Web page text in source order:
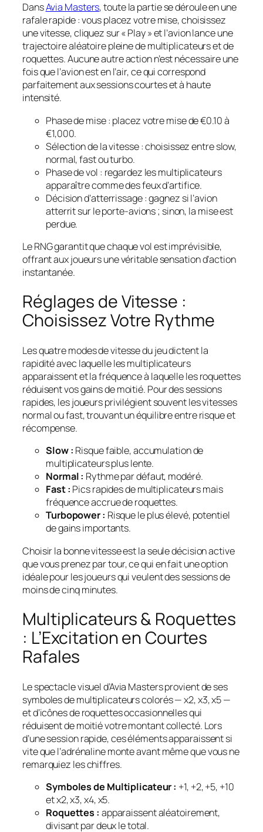
DansAvia Masters, toute la partie se déroule en une
rafale rapide : vous placez votre mise, choisissez
une vitesse, cliquez sur « Play » et l’avion lance une
trajectoire aléatoire pleine de multiplicateurs et de
roquettes. Aucune autre action n’est nécessaire une
fois que l’avion est en l’air, ce qui correspond
parfaitement aux sessions courtes et à haute
intensité.
Phase de mise : placez votre mise de €0.10 à
€1,000.
Sélection de la vitesse : choisissez entre slow,
normal, fast ou turbo.
Phase de vol : regardez les multiplicateurs
apparaître comme des feux d’artifice.
Décision d’atterrissage : gagnez si l’avion
atterrit sur le porte‑avions ; sinon, la mise est
perdue.
Le RNG garantit que chaque vol est imprévisible,
offrant aux joueurs une véritable sensation d’action
instantanée.
Réglages de Vitesse :
Choisissez Votre Rythme
Les quatre modes de vitesse du jeu dictent la
rapidité avec laquelle les multiplicateurs
apparaissent et la fréquence à laquelle les roquettes
réduisent vos gains de moitié. Pour des sessions
rapides, les joueurs privilégient souvent les vitesses
normal ou fast, trouvant un équilibre entre risque et
récompense.
Slow : Risque faible, accumulation de
multiplicateurs plus lente.
Normal : Rythme par défaut, modéré.
Fast : Pics rapides de multiplicateurs mais
fréquence accrue de roquettes.
Turbopower : Risque le plus élevé, potentiel
de gains importants.
Choisir la bonne vitesse est la seule décision active
que vous prenez par tour, ce qui en fait une option
idéale pour les joueurs qui veulent des sessions de
moins de cinq minutes.
Multiplicateurs & Roquettes
: L’Excitation en Courtes
Rafales
Le spectacle visuel d’Avia Masters provient de ses
symboles de multiplicateurs colorés — x2, x3, x5 —
et d’icônes de roquettes occasionnelles qui
réduisent de moitié votre montant collecté. Lors
d’une session rapide, ces éléments apparaissent si
vite que l’adrénaline monte avant même que vous ne
remarquiez les chiffres.
Symboles de Multiplicateur : +1, +2, +5, +10
et x2, x3, x4, x5.
Roquettes : apparaissent aléatoirement,
divisant par deux le total.